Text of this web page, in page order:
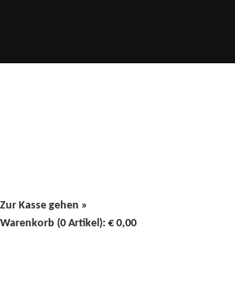
Zur Kasse gehen »
Warenkorb (0 Artikel): € 0,00